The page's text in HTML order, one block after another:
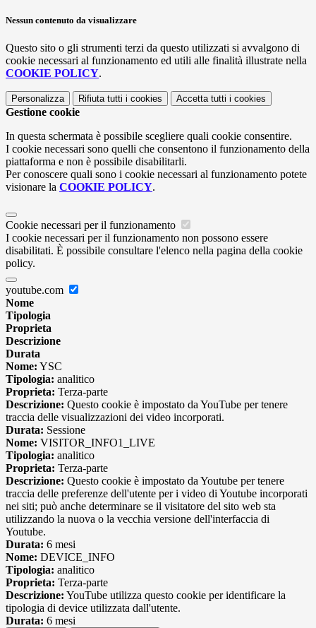
Nessun contenuto da visualizzare
Questo sito o gli strumenti terzi da questo utilizzati si avvalgono di
cookie necessari al funzionamento ed utili alle finalità illustrate nella
COOKIE POLICY.
Personalizza Rifiuta tutti i cookies Accetta tutti i cookies
Gestione cookie
In questa schermata è possibile scegliere quali cookie consentire.
I cookie necessari sono quelli che consentono il funzionamento della
piattaforma e non è possibile disabilitarli.
Per conoscere quali sono i cookie necessari al funzionamento potete
visionare la COOKIE POLICY.
Cookie necessari per il funzionamento
I cookie necessari per il funzionamento non possono essere
disabilitati. È possibile consultare l'elenco nella pagina della cookie
policy.
youtube.com
Nome
Tipologia
Proprieta
Descrizione
Durata
Nome: YSC
Tipologia: analitico
Proprieta: Terza-parte
Descrizione: Questo cookie è impostato da YouTube per tenere
traccia delle visualizzazioni dei video incorporati.
Durata: Sessione
Nome: VISITOR_INFO1_LIVE
Tipologia: analitico
Proprieta: Terza-parte
Descrizione: Questo cookie è impostato da Youtube per tenere
traccia delle preferenze dell'utente per i video di Youtube incorporati
nei siti; può anche determinare se il visitatore del sito web sta
utilizzando la nuova o la vecchia versione dell'interfaccia di
Youtube.
Durata: 6 mesi
Nome: DEVICE_INFO
Tipologia: analitico
Proprieta: Terza-parte
Descrizione: YouTube utilizza questo cookie per identificare la
tipologia di device utilizzata dall'utente.
Durata: 6 mesi